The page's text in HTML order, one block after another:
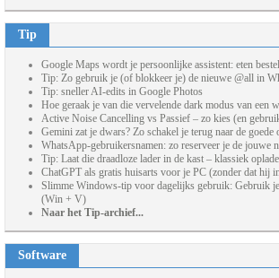
Tip
Google Maps wordt je persoonlijke assistent: eten
Tip: Zo gebruik je (of blokkeer je) de nieuwe @all in
Tip: sneller AI-edits in Google Photos
Hoe geraak je van die vervelende dark modus van een
Active Noise Cancelling vs Passief – zo kies (en
Gemini zat je dwars? Zo schakel je terug naar de goede
WhatsApp-gebruikersnamen: zo reserveer je de jouwe
Tip: Laat die draadloze lader in de kast – klassiek
ChatGPT als gratis huisarts voor je PC (zonder dat hij
Slimme Windows-tip voor dagelijks gebruik: Gebruik
(Win + V)
Naar het Tip-archief...
Software